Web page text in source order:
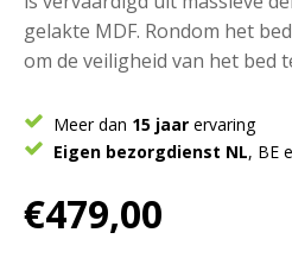
gelakte MDF. Rondom het
om de veiligheid van het bed
Meer dan 15 jaar ervaring
Eigen bezorgdienst NL, BE
€479,00